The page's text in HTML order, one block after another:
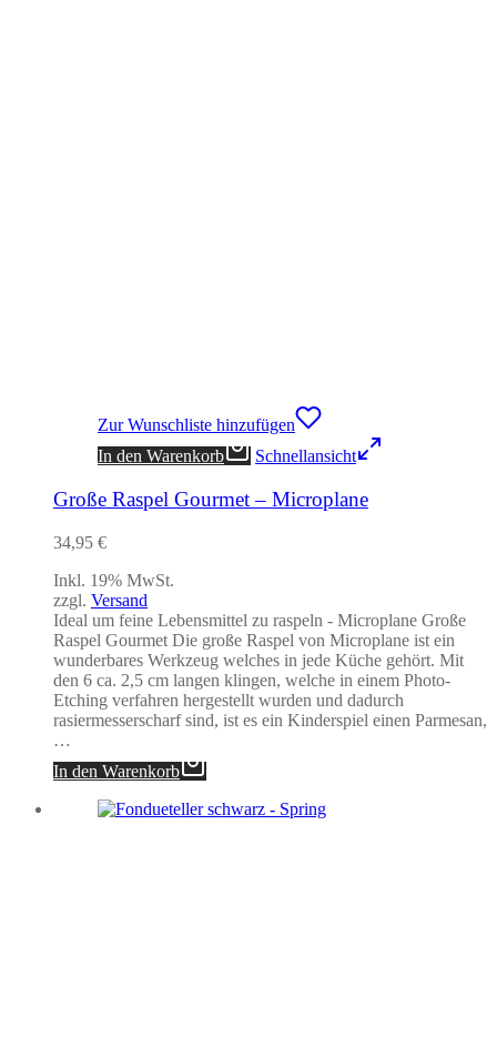
Zur Wunschliste hinzufügen
In den Warenkorb
Schnellansicht
Große Raspel Gourmet – Microplane
34,95 €
Inkl. 19% MwSt.
zzgl. Versand
Ideal um feine Lebensmittel zu raspeln - Microplane Große
Raspel Gourmet Die große Raspel von Microplane ist ein
wunderbares Werkzeug welches in jede Küche gehört. Mit
den 6 ca. 2,5 cm langen klingen, welche in einem Photo-
Etching verfahren hergestellt wurden und dadurch
rasiermesserscharf sind, ist es ein Kinderspiel einen Parmesan,
…
In den Warenkorb